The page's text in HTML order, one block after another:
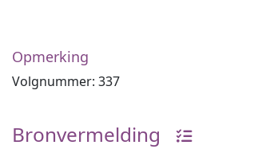
Opmerking
Volgnummer: 337
Bronvermelding